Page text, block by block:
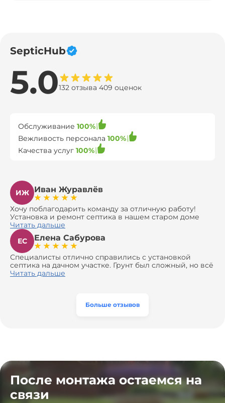
SepticHub
5.0132 отзыва 409 оценок
Обслуживание 100%
Вежливость персонала 100%
Качества услуг 100%
ИЖ Иван Журавлёв
Хочу поблагодарить команду за отличную работу!
Установка и ремонт септика в нашем старом доме
оказались сложной задачей, но ребята справились на
все 100%. Всё сделали аккуратно и профессионально.
Давали полезные рекомендации, не пытались
навязать ничего лишнего, помогли с выбором и
доставкой материалов, что позволило нам
сэкономить. Выполнили монтаж и демонтаж
оборудования, заменили трубы, обновили
эту компанию всем, кто ищет надёжных
Читать дальше
ЕС
Елена Сабурова
Специалисты отлично справились с установкой
септика на дачном участке. Грунт был сложный, но всё
сделали быстро и аккуратно. Помогли выбрать
Читать дальше
Больше отзывов
После монтажа остаемся на
связи